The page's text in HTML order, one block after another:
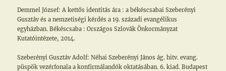
Demmel József: A kettős identitás ára : a békéscsabai Szeberényi
Gusztáv és a nemzetiségi kérdés a 19. századi evangélikus
egyházban. Békéscsaba : Országos Szlovák Önkormányzat
Kutatóintézete, 2014.
Szeberényi Gusztáv Adolf: Néhai Szeberényi János ág. hitv. evang.
püspök vezérfonala a konfirmálandók oktatásában. 6. kiad. Budapest